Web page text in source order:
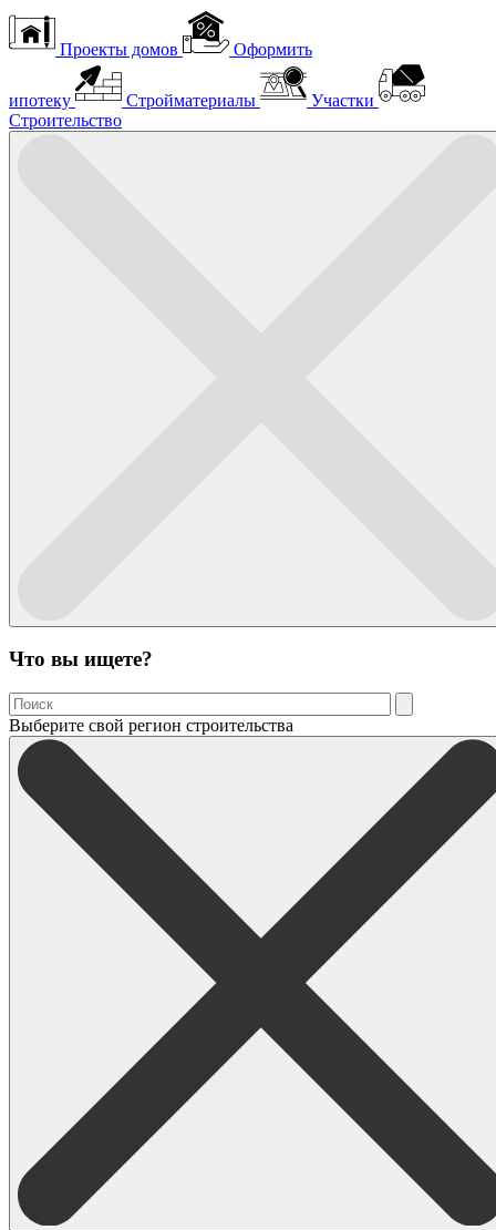
Проекты домов Оформить
ипотеку Стройматериалы
Участки
Строительство
Что вы ищете?
Выберите свой регион строительства